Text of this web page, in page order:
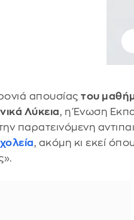
απουσίαςτου
Λύκεια, η Ένωση
παρατεινόμενη
, ακόμη κι εκεί